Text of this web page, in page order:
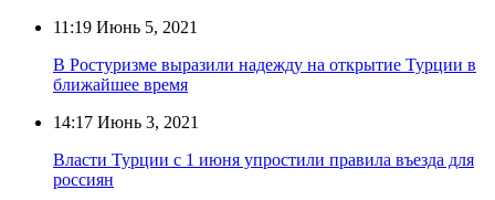
11:19 Июнь 5, 2021
В Ростуризме выразили надежду на открытие Турции в
ближайшее время
14:17 Июнь 3, 2021
Власти Турции с 1 июня упростили правила въезда для
россиян